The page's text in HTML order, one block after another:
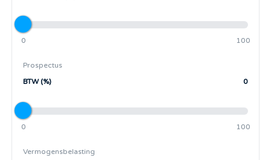
0 100
Prospectus
BTW (%)
0
0 100
Vermogensbelasting